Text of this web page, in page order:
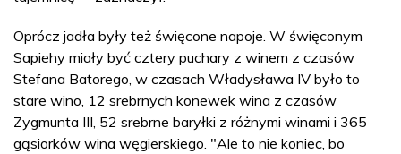
Oprócz jadła były też święcone napoje. W święconym
Sapiehy miały być cztery puchary z winem z czasów
Stefana Batorego, w czasach Władysława IV było to
stare wino, 12 srebrnych konewek wina z czasów
Zygmunta III, 52 srebrne baryłki z różnymi winami i 365
gąsiorków wina węgierskiego. "Ale to nie koniec, bo